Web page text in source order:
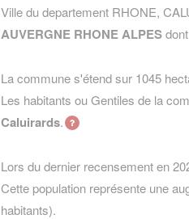
Ville du departement RHONE,
AUVERGNE RHONE ALPES
La commune s'étend sur 1045
Les habitants ou Gentiles de la
Caluirards.
Lors du dernier recensement en
Cette population représente une
habitants).